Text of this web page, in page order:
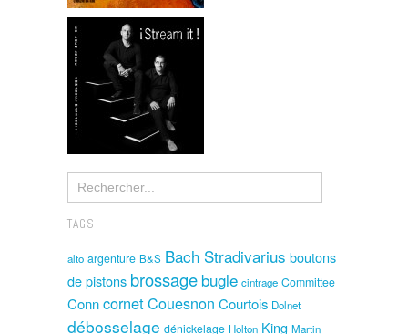
TAGS
alto argenture B&S Bach Stradivarius boutons
de pistons brossage bugle cintrage Committee
ConncornetCouesnon Courtois Dolnet
débosselage dénickelage Holton King Martin